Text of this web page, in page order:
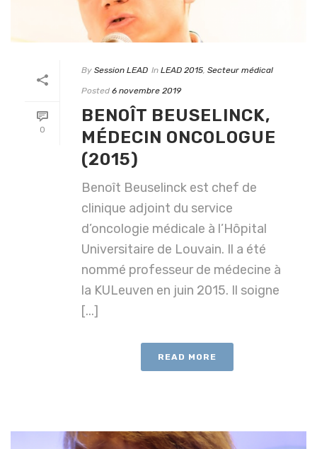
0
By Session LEAD In LEAD 2015, Secteur médical
Posted 6 novembre 2019
BENOÎT BEUSELINCK,
MÉDECIN ONCOLOGUE
(2015)
Benoît Beuselinck est chef de
clinique adjoint du service
d’oncologie médicale à l’Hôpital
Universitaire de Louvain. Il a été
nommé professeur de médecine à
la KULeuven en juin 2015. Il soigne
[...]
READ MORE